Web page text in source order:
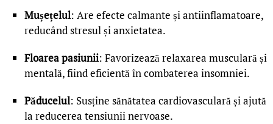
Mușețelul: Are efecte calmante și antiinflamatoare,
reducând stresul și anxietatea.
Floarea pasiunii: Favorizează relaxarea musculară și
mentală, fiind eficientă în combaterea insomniei.
Păducelul: Susține sănătatea cardiovasculară și ajută
la reducerea tensiunii nervoase.